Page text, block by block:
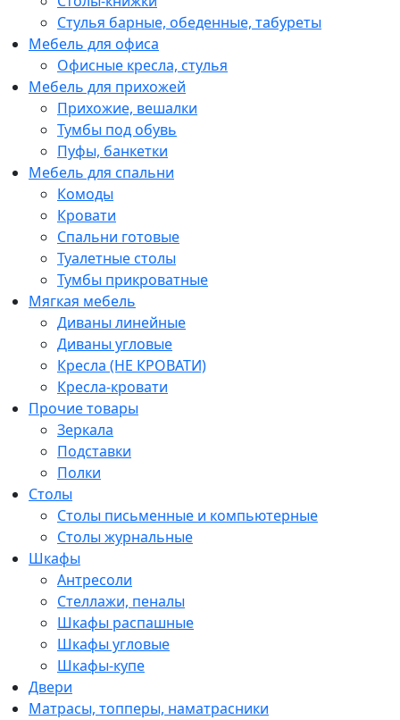
Стулья барные, обеденные, табуреты
Мебель для офиса
Офисные кресла, стулья
Мебель для прихожей
Прихожие, вешалки
Тумбы под обувь
Пуфы, банкетки
Мебель для спальни
Комоды
Кровати
Спальни готовые
Туалетные столы
Тумбы прикроватные
Мягкая мебель
Диваны линейные
Диваны угловые
Кресла (НЕ КРОВАТИ)
Кресла-кровати
Прочие товары
Зеркала
Подставки
Полки
Столы
Столы письменные и компьютерные
Столы журнальные
Шкафы
Антресоли
Стеллажи, пеналы
Шкафы распашные
Шкафы угловые
Шкафы-купе
Двери
Матрасы, топперы, наматрасники